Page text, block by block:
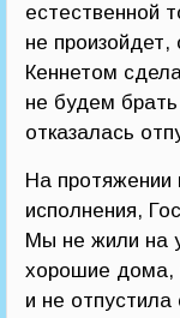
естественной
не
Кеннетом
не будем
отказалась
На протяжении
исполнения,
Мы не жили на
хорошие дома,
и не